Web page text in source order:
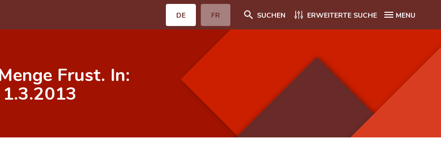
DE FR SUCHEN ERWEITERTE SUCHE MENU
Frust. In: